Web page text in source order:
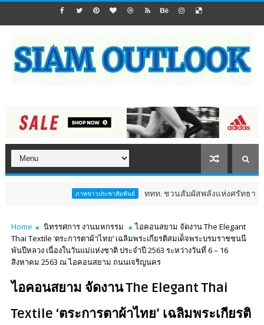
ภาพข่าวประชาสัมพันธ์ ททท. ชวนสัมผัสพลังแห่งศรัทธา ร่วมงาน "ห่ม
Home นิทรรศการ งานมหกรรม
ไอคอนสยาม จัดงาน The Elegant
Thai Textile ‘ตระการตาผ้าไทย’ เฉลิมพระเกียรติสมเด็จพระบรมราชชนนี
พันปีหลวง เนื่องในวันแม่แห่งชาติ ประจำปี 2563 ระหว่างวันที่ 6 – 16
สิงหาคม 2563 ณ ไอคอนสยาม ถนนเจริญนคร
ไอคอนสยาม จัดงาน The Elegant Thai
Textile ‘ตระการตาผ้าไทย’ เฉลิมพระเกียรติ